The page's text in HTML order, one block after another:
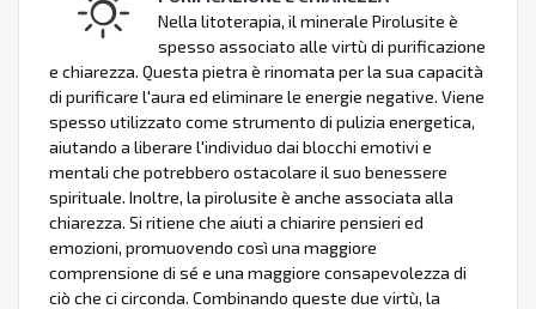
Nella litoterapia, il minerale Pirolusite è
spesso associato alle virtù di purificazione
e chiarezza. Questa pietra è rinomata per la sua capacità
di purificare l'aura ed eliminare le energie negative. Viene
spesso utilizzato come strumento di pulizia energetica,
aiutando a liberare l'individuo dai blocchi emotivi e
mentali che potrebbero ostacolare il suo benessere
spirituale. Inoltre, la pirolusite è anche associata alla
chiarezza. Si ritiene che aiuti a chiarire pensieri ed
emozioni, promuovendo così una maggiore
comprensione di sé e una maggiore consapevolezza di
ciò che ci circonda. Combinando queste due virtù, la